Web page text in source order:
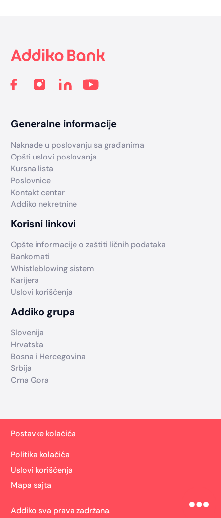
Generalne informacije
Naknade u poslovanju sa građanima
Opšti uslovi poslovanja
Kursna lista
Poslovnice
Kontakt centar
Addiko nekretnine
Korisni linkovi
Opšte informacije o zaštiti ličnih podataka
Bankomati
Whistleblowing sistem
Karijera
Uslovi korišćenja
Addiko grupa
Slovenija
Hrvatska
Bosna i Hercegovina
Srbija
Crna Gora
Addiko sva prava zadržana.
Postavke kolačića
Politika kolačića
Uslovi korišćenja
Mapa sajta